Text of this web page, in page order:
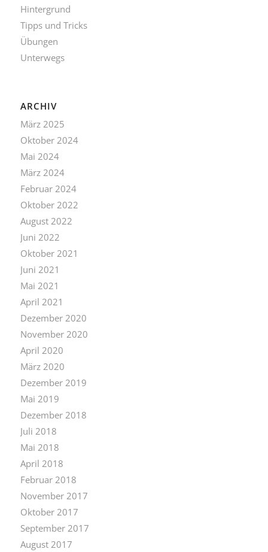
Hintergrund
Tipps und Tricks
Übungen
Unterwegs
ARCHIV
März 2025
Oktober 2024
Mai 2024
März 2024
Februar 2024
Oktober 2022
August 2022
Juni 2022
Oktober 2021
Juni 2021
Mai 2021
April 2021
Dezember 2020
November 2020
April 2020
März 2020
Dezember 2019
Mai 2019
Dezember 2018
Juli 2018
Mai 2018
April 2018
Februar 2018
November 2017
Oktober 2017
September 2017
August 2017